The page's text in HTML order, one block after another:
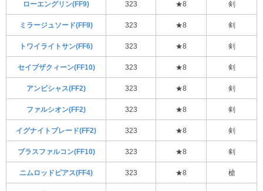
ローエングリン(FF9) 323 ★8 剣
ミラージュソード(FF9) 323 ★8 剣
トワイライトサン(FF6) 323 ★8 剣
セイブザクィーン(FF10) 323 ★8 剣
アンビシャス(FF2) 323 ★8 剣
ファルシオン(FF2) 323 ★8 剣
イグナイトブレード(FF2) 323 ★8 剣
ブラスファルコン(FF10) 323 ★8 剣
ニムロッドピアス(FF4) 323 ★8 槍